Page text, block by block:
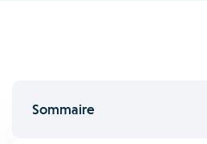
Sommaire